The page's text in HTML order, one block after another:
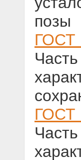
позы
ГОСТ
ГОСТ